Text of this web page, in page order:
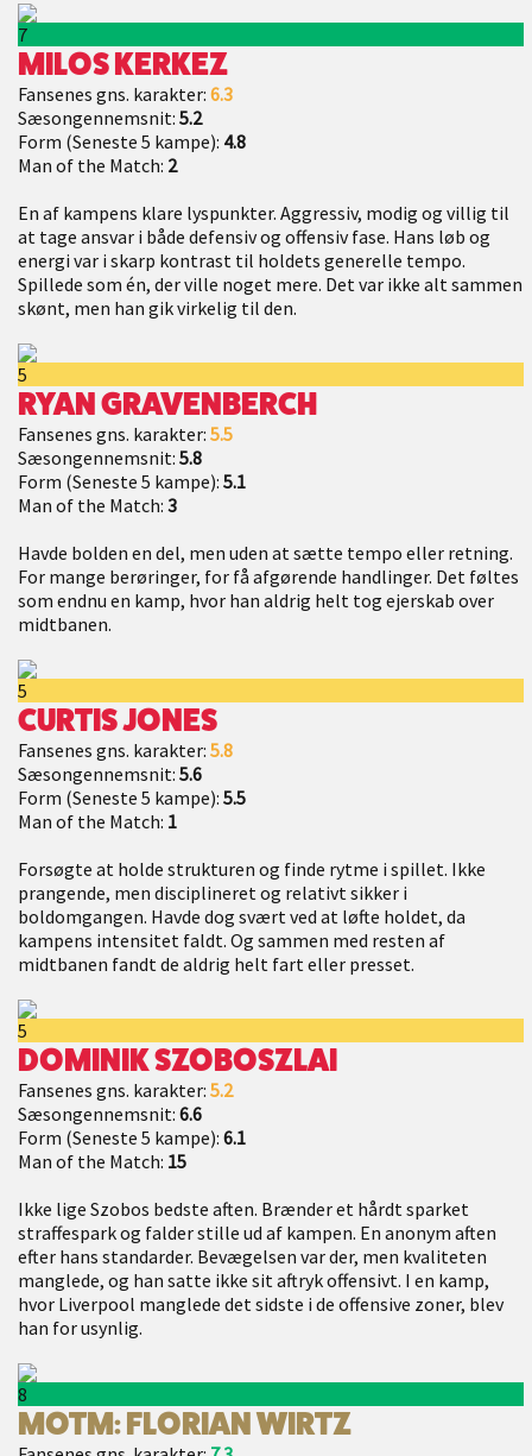
7
MILOS KERKEZ
Fansenes gns. karakter: 6.3
Sæsongennemsnit: 5.2
Form (Seneste 5 kampe): 4.8
Man of the Match: 2
En af kampens klare lyspunkter. Aggressiv, modig og villig til
at tage ansvar i både defensiv og offensiv fase. Hans løb og
energi var i skarp kontrast til holdets generelle tempo.
Spillede som én, der ville noget mere. Det var ikke alt sammen
skønt, men han gik virkelig til den.
5
RYAN GRAVENBERCH
Fansenes gns. karakter: 5.5
Sæsongennemsnit: 5.8
Form (Seneste 5 kampe): 5.1
Man of the Match: 3
Havde bolden en del, men uden at sætte tempo eller retning.
For mange berøringer, for få afgørende handlinger. Det føltes
som endnu en kamp, hvor han aldrig helt tog ejerskab over
midtbanen.
5
CURTIS JONES
Fansenes gns. karakter: 5.8
Sæsongennemsnit: 5.6
Form (Seneste 5 kampe): 5.5
Man of the Match: 1
Forsøgte at holde strukturen og finde rytme i spillet. Ikke
prangende, men disciplineret og relativt sikker i
boldomgangen. Havde dog svært ved at løfte holdet, da
kampens intensitet faldt. Og sammen med resten af
midtbanen fandt de aldrig helt fart eller presset.
5
DOMINIK SZOBOSZLAI
Fansenes gns. karakter: 5.2
Sæsongennemsnit: 6.6
Form (Seneste 5 kampe): 6.1
Man of the Match: 15
Ikke lige Szobos bedste aften. Brænder et hårdt sparket
straffespark og falder stille ud af kampen. En anonym aften
efter hans standarder. Bevægelsen var der, men kvaliteten
manglede, og han satte ikke sit aftryk offensivt. I en kamp,
hvor Liverpool manglede det sidste i de offensive zoner, blev
han for usynlig.
8
MOTM: FLORIAN WIRTZ